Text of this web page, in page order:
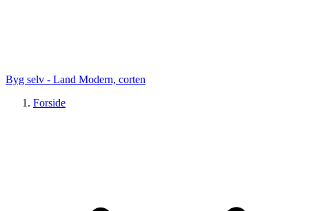
Byg selv - Land Modern, corten
Forside